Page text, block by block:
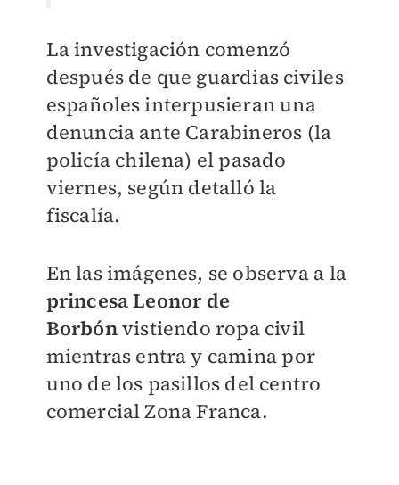
La investigación comenzó
después de que guardias civiles
españoles interpusieran una
denuncia ante Carabineros (la
policía chilena) el pasado
viernes, según detalló la
fiscalía.
En las imágenes, se observa a la
princesa Leonor de
Borbónvistiendo ropa civil
mientras entra y camina por
uno de los pasillos del centro
comercial Zona Franca.